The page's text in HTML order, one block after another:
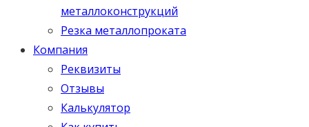
металлоконструкций
Резка металлопроката
Компания
Реквизиты
Отзывы
Калькулятор